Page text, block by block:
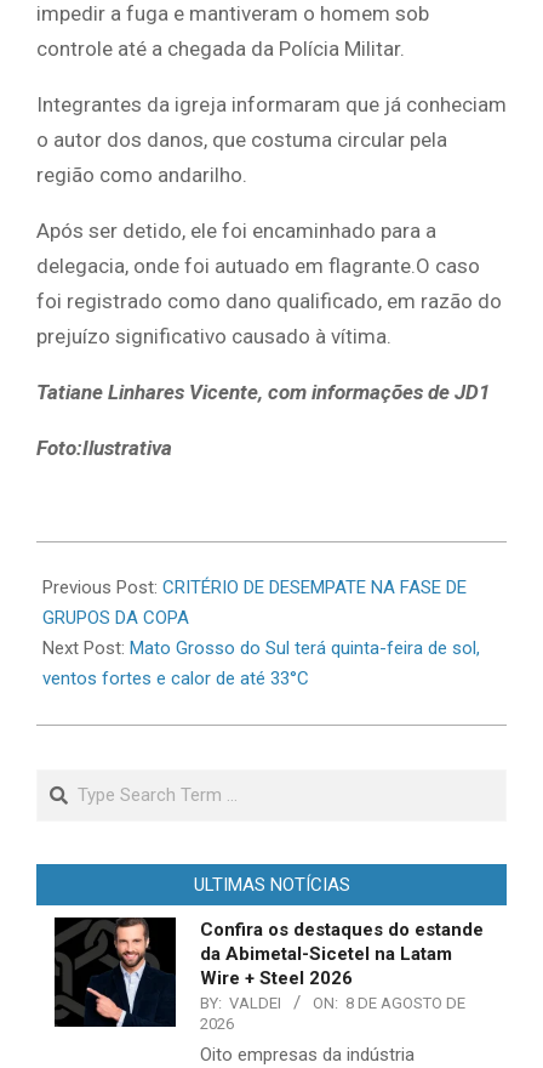
impedir a fuga e mantiveram o homem sob
controle até a chegada da Polícia Militar.
Integrantes da igreja informaram que já conheciam
o autor dos danos, que costuma circular pela
região como andarilho.
Após ser detido, ele foi encaminhado para a
delegacia, onde foi autuado em flagrante.O caso
foi registrado como dano qualificado, em razão do
prejuízo significativo causado à vítima.
Tatiane Linhares Vicente, com informações de JD1
Foto:Ilustrativa
06-
18
Previous Post: CRITÉRIO DE DESEMPATE NA FASE DE
GRUPOS DA COPA
Next Post: Mato Grosso do Sul terá quinta-feira de sol,
ventos fortes e calor de até 33°C
Search
ULTIMAS NOTÍCIAS
Confira os destaques do estande
da Abimetal-Sicetel na Latam
Wire + Steel 2026
BY: VALDEI ON: 8 DE AGOSTO DE
2026
Oito empresas da indústria